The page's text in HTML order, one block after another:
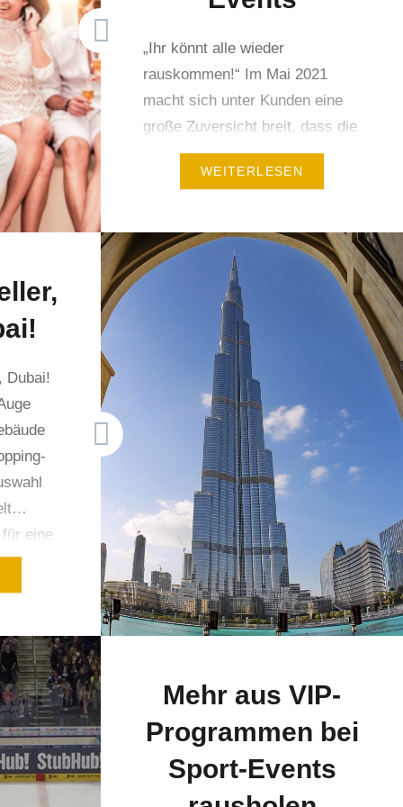
„Ihr könnt alle wieder
rauskommen!“ Im Mai 2021
macht sich unter Kunden eine
große Zuversicht breit, dass die
Pandemie ein Ende findet und
wir uns alle wieder zu
Betriebsausflügen oder
Kongressen persönlich treffen
können. Der nicht enden
wollende Lockdown hat aktuell
zu zwei Entwicklungen geführt!
1. Digitale Müdigkeit Die ersten
100, 200 Zoom-Meetings…
WEITERLESEN
Dubai!
eine
für
Clip
Mehr aus VIP-
Programmen bei
Sport-Events